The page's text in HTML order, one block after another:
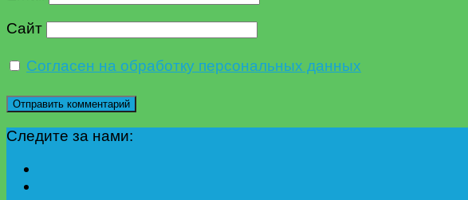
Сайт
Согласен на обработку персональных данных
Следите за нами: